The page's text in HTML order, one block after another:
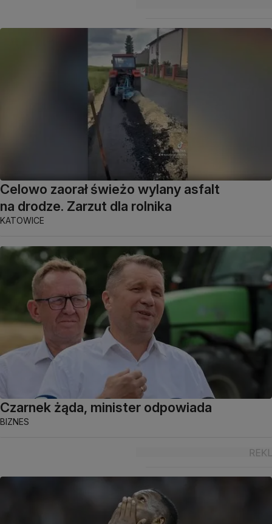
Celowo zaorał świeżo wylany asfalt
na drodze. Zarzut dla rolnika
KATOWICE
Czarnek żąda, minister odpowiada
BIZNES